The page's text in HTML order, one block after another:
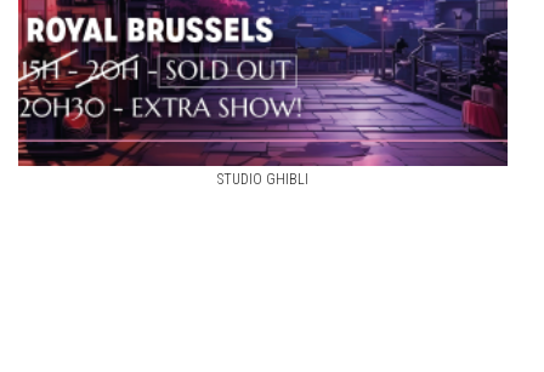
STUDIO GHIBLI